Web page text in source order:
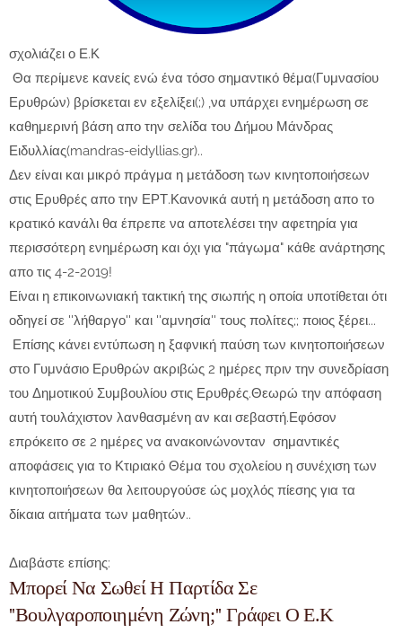
σχολιάζει ο Ε.Κ
Θα περίμενε κανείς ενώ ένα τόσο σημαντικό θέμα(Γυμνασίου
Ερυθρών) βρίσκεται εν εξελίξει(;) ,να υπάρχει ενημέρωση σε
καθημερινή βάση απο την σελίδα του Δήμου Μάνδρας
Ειδυλλίας(mandras-eidyllias.gr)..
Δεν είναι και μικρό πράγμα η μετάδοση των κινητοποιήσεων
στις Ερυθρές απο την ΕΡΤ.Κανονικά αυτή η μετάδοση απο το
κρατικό κανάλι θα έπρεπε να αποτελέσει την αφετηρία για
περισσότερη ενημέρωση και όχι για "πάγωμα" κάθε ανάρτησης
απο τις 4-2-2019!
Είναι η επικοινωνιακή τακτική της σιωπής η οποία υποτίθεται ότι
οδηγεί σε ''λήθαργο'' και ''αμνησία'' τους πολίτες;; ποιος ξέρει...
Επίσης κάνει εντύπωση η ξαφνική παύση των κινητοποιήσεων
στο Γυμνάσιο Ερυθρών ακριβώς 2 ημέρες πριν την συνεδρίαση
του Δημοτικού Συμβουλίου στις Ερυθρές.Θεωρώ την απόφαση
αυτή τουλάχιστον λανθασμένη αν και σεβαστή.Εφόσον
επρόκειτο σε 2 ημέρες να ανακοινώνονταν σημαντικές
αποφάσεις για το Κτιριακό Θέμα του σχολείου η συνέχιση των
κινητοποιήσεων θα λειτουργούσε ώς μοχλός πίεσης για τα
δίκαια αιτήματα των μαθητών..
Διαβάστε επίσης:
Μπορεί Να Σωθεί Η Παρτίδα Σε
''Βουλγαροποιημένη Ζώνη;'' Γράφει Ο Ε.Κ